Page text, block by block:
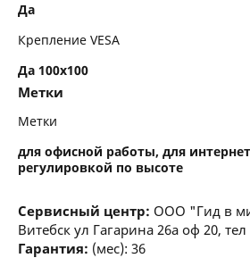
Да
Крепление VESA
Да 100x100
Метки
Метки
для офисной работы, для
регулировкой по высоте
Сервисный центр: ООО "Гид в
Витебск ул Гагарина 26а оф 20, тел
Гарантия: (мес): 36